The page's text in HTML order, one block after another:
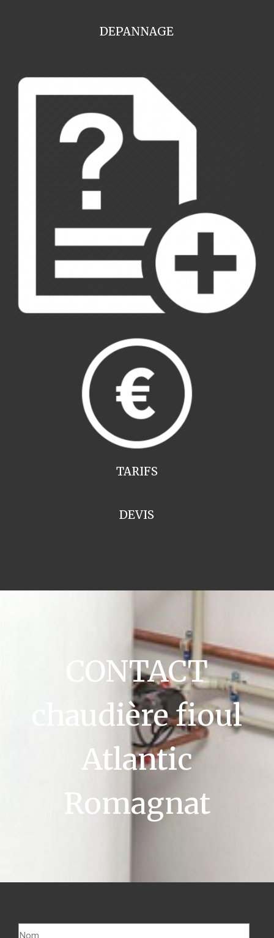
DEPANNAGE
TARIFS
DEVIS
CONTACT
chaudière fioul
Atlantic
Romagnat